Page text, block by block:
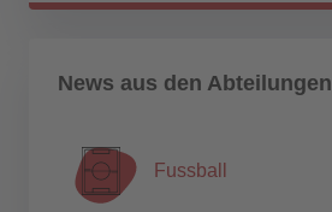
News aus den Abteilungen
Fussball